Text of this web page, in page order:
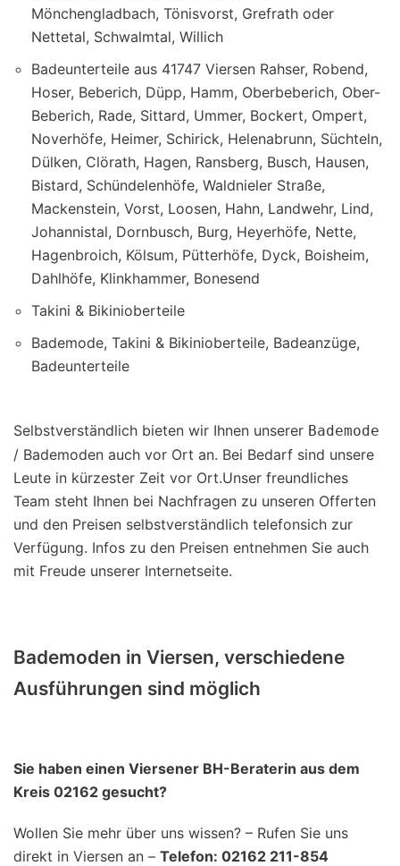
Mönchengladbach, Tönisvorst, Grefrath oder
Nettetal, Schwalmtal, Willich
Badeunterteile aus 41747 Viersen Rahser, Robend,
Hoser, Beberich, Düpp, Hamm, Oberbeberich, Ober-
Beberich, Rade, Sittard, Ummer, Bockert, Ompert,
Noverhöfe, Heimer, Schirick, Helenabrunn, Süchteln,
Dülken, Clörath, Hagen, Ransberg, Busch, Hausen,
Bistard, Schündelenhöfe, Waldnieler Straße,
Mackenstein, Vorst, Loosen, Hahn, Landwehr, Lind,
Johannistal, Dornbusch, Burg, Heyerhöfe, Nette,
Hagenbroich, Kölsum, Pütterhöfe, Dyck, Boisheim,
Dahlhöfe, Klinkhammer, Bonesend
Takini & Bikinioberteile
Bademode, Takini & Bikinioberteile, Badeanzüge,
Badeunterteile
Selbstverständlich bieten wir Ihnen unserer Bademode
/ Bademoden auch vor Ort an. Bei Bedarf sind unsere
Leute in kürzester Zeit vor Ort.Unser freundliches
Team steht Ihnen bei Nachfragen zu unseren Offerten
und den Preisen selbstverständlich telefonsich zur
Verfügung. Infos zu den Preisen entnehmen Sie auch
mit Freude unserer Internetseite.
Bademoden in Viersen, verschiedene
Ausführungen sind möglich
Sie haben einen Viersener BH-Beraterin aus dem
Kreis 02162 gesucht?
Wollen Sie mehr über uns wissen? – Rufen Sie uns
direkt in Viersen an – Telefon: 02162 211-854